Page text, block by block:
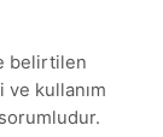
belirtilen
kullanım